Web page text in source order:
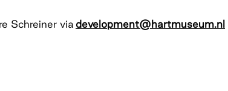
Schreiner via development@hartmuseum.nl